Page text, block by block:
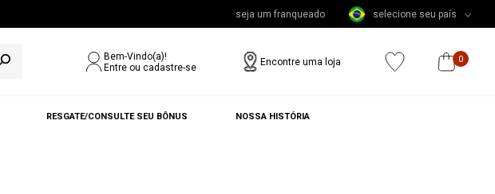
seja um franqueado selecione seu país
Bem-Vindo(a)!
Entre ou cadastre-se
Encontre uma loja 0
RESGATE/CONSULTE SEU BÔNUS NOSSA HISTÓRIA